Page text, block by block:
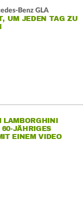
Benz GLA
UM JEDEN TAG ZU
LAMBORGHINI
60-JÄHRIGES
EINEM VIDEO